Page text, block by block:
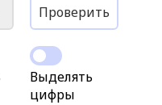
Проверить
Выделять
цифры